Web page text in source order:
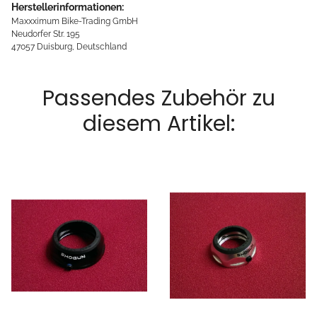
Herstellerinformationen:
Maxxximum Bike-Trading GmbH
Neudorfer Str. 195
47057 Duisburg, Deutschland
Passendes Zubehör zu
diesem Artikel: